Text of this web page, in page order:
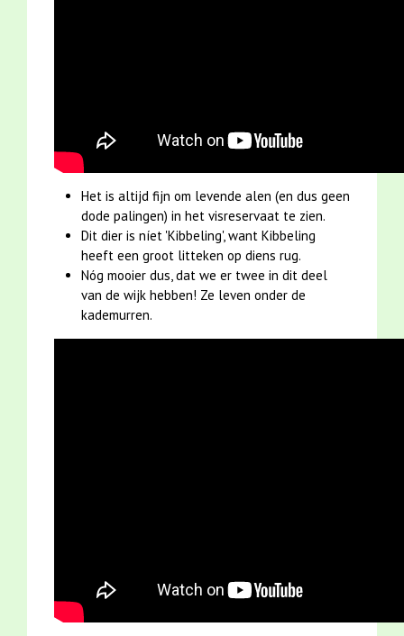
Het is altijd fijn om levende alen (en dus geen
dode palingen) in het visreservaat te zien.
Dit dier is níet 'Kibbeling', want Kibbeling
heeft een groot litteken op diens rug.
Nóg mooier dus, dat we er twee in dit deel
van de wijk hebben! Ze leven onder de
kademurren.